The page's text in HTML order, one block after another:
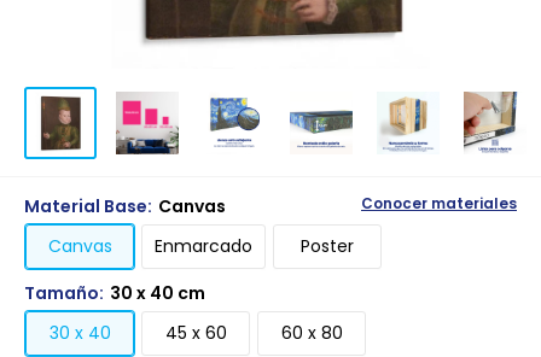
Material Base: Canvas Conocer materiales
Canvas Enmarcado
Poster
Tamaño: 30 x 40 cm
30 x 40
45 x 60
60 x 80